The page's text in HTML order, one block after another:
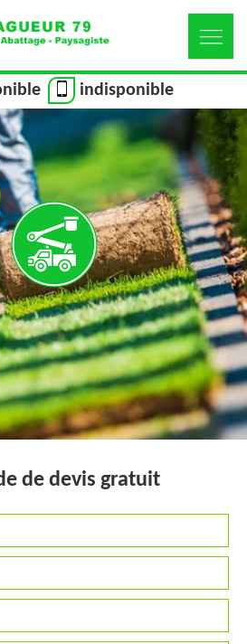
indisponible
de devis gratuit